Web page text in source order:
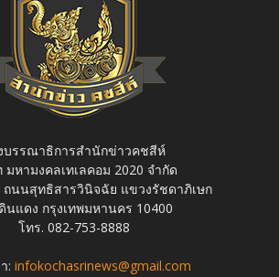
บรรณาธิการสำนักข่าวคชสีห์
มหามงคลเทเลคอม 2020 จำกัด
ถนนสุทธิสารวินิจฉัย แขวงรัชดาภิเษก
นแดง กรุงเทพมหานคร 10400
โทร. 082-753-8888
: infokochasrinews@gmail.com